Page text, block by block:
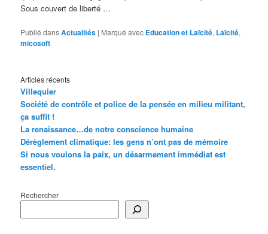
Sous couvert de liberté …
Publié dansActualités | Marqué avec Education et Laïcité, Laïcité,
micosoft
Articles récents
Villequier
Société de contrôle et police de la pensée en milieu militant,
ça suffit !
La renaissance…de notre conscience humaine
Dérèglement climatique: les gens n’ont pas de mémoire
Si nous voulons la paix, un désarmement immédiat est
essentiel.
Rechercher